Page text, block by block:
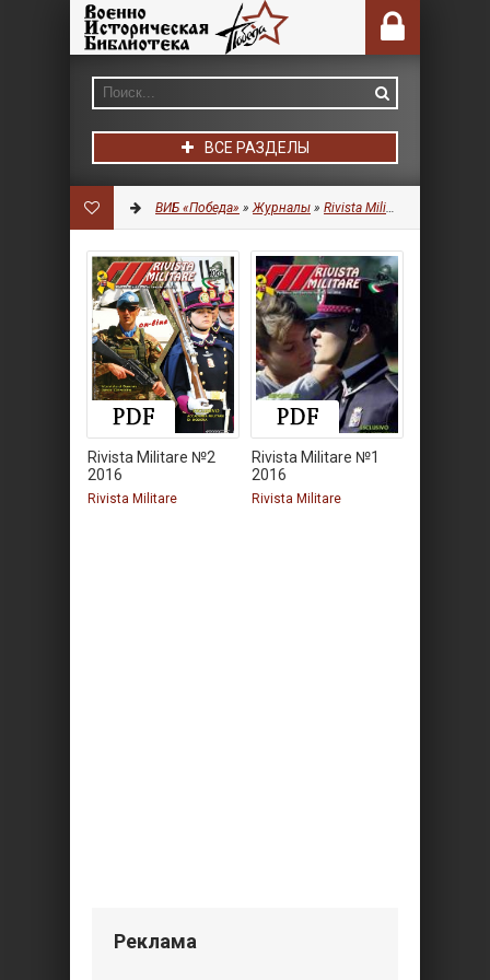
ВСЕ РАЗДЕЛЫ
ВИБ «Победа» »Журналы » Rivista Militare
Rivista Militare №2
2016
Rivista Militare
Rivista Militare №1
2016
Rivista Militare
Реклама